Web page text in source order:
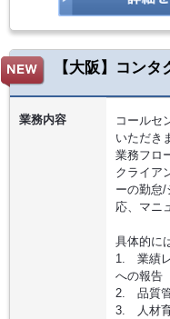
【大阪】コン
業務内容
コールセ
いただき
業務フロ
クライア
ーの勤怠/
応、マニ
具体的に
1. 業績レ
への報告
2. 品質
3. 人材育